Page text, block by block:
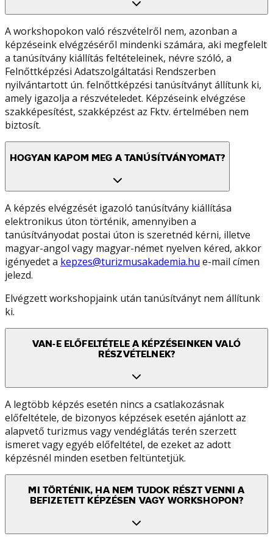
A workshopokon való részvételről nem, azonban a
képzéseink elvégzéséről mindenki számára, aki megfelelt
a tanúsítvány kiállítás feltételeinek, névre szóló, a
Felnőttképzési Adatszolgáltatási Rendszerben
nyilvántartott ún. felnőttképzési tanúsítványt állítunk ki,
amely igazolja a részvételedet. Képzéseink elvégzése
szakképesítést, szakképzést az Fktv. értelmében nem
biztosít.
HOGYAN KAPOM MEG A TANÚSÍTVÁNYOMAT?
A képzés elvégzését igazoló tanúsítvány kiállítása
elektronikus úton történik, amennyiben a
tanúsítványodat postai úton is szeretnéd kérni, illetve
magyar-angol vagy magyar-német nyelven kéred, akkor
igényedet a kepzes@turizmusakademia.hu e-mail címen
jelezd.
Elvégzett workshopjaink után tanúsítványt nem állítunk
ki.
VAN-E ELŐFELTÉTELE A KÉPZÉSEINKEN VALÓ
RÉSZVÉTELNEK?
A legtöbb képzés esetén nincs a csatlakozásnak
előfeltétele, de bizonyos képzések esetén ajánlott az
alapvető turizmus vagy vendéglátás terén szerzett
ismeret vagy egyéb előfeltétel, de ezeket az adott
képzésnél minden esetben feltüntetjük.
MI TÖRTÉNIK, HA NEM TUDOK RÉSZT VENNI A
BEFIZETETT KÉPZÉSEN VAGY WORKSHOPON?